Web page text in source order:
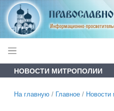
НОВОСТИ МИТРОПОЛИИ
На главную / Главное / Новости